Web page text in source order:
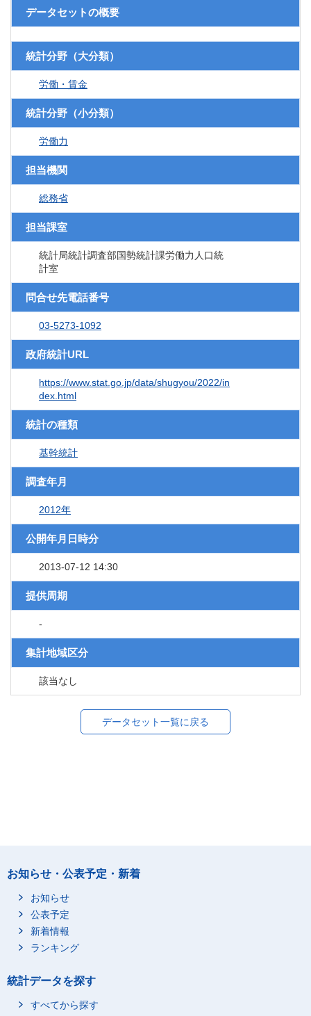
データセットの概要
統計分野（大分類）
労働・賃金
統計分野（小分類）
労働力
担当機関
総務省
担当課室
統計局統計調査部国勢統計課労働力人口統
計室
問合せ先電話番号
03-5273-1092
政府統計URL
https://www.stat.go.jp/data/shugyou/2022/in
dex.html
統計の種類
基幹統計
調査年月
2012年
公開年月日時分
2013-07-12 14:30
提供周期
-
集計地域区分
該当なし
データセット一覧に戻る
お知らせ・公表予定・新着
お知らせ
公表予定
新着情報
ランキング
統計データを探す
すべてから探す